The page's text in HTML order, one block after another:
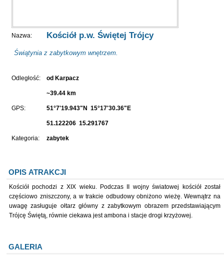
Nazwa: Kościół p.w. Świętej Trójcy
Świątynia z zabytkowym wnętrzem.
Odległość: od Karpacz
~39.44 km
GPS: 51°7'19.943"N 15°17'30.36"E
51.122206 15.291767
Kategoria: zabytek
OPIS ATRAKCJI
Kościół pochodzi z XIX wieku. Podczas II wojny światowej kościół został
częściowo zniszczony, a w trakcie odbudowy obniżono wieżę. Wewnątrz na
uwagę zasługuje ołtarz główny z zabytkowym obrazem przedstawiającym
Trójcę Świętą, równie ciekawa jest ambona i stacje drogi krzyżowej.
GALERIA